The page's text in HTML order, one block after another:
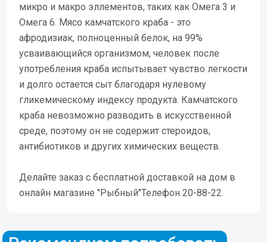
микро и макро эллементов, таких как Омега 3 и
Омега 6. Мясо камчатского краба - это
афродизиак, полноценный белок, на 99%
усваивающийся организмом, человек после
употребления краба испытывает чувство легкости
и долго остается сыт благодаря нулевому
гликемическому индексу продукта. Камчатского
краба невозможно разводить в искусственной
среде, поэтому он не содержит стероидов,
антибиотиков и других химических веществ.
Делайте заказ с бесплатной доставкой на дом в
онлайн магазине "Рыбный"Телефон 20-88-22.